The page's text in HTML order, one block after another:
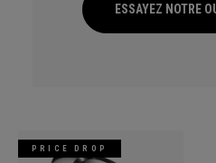
ESSAYEZ NOTRE
PRICE DROP